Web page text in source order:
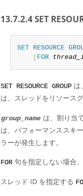
13.7.2.4 SET
SET RESOURCE
[ FOR
SET RESOURCE GROUP は
は、スレッドをリソース
group_name は、割り当
は、パフォーマンススキ
ラーが発生します。
FOR 句を指定しない場合
スレッド ID を指定する